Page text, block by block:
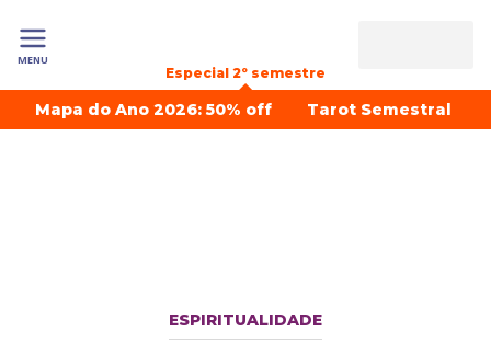
MENU
Especial 2º semestre
Mapa do Ano 2026: 50% off Tarot Semestral
ESPIRITUALIDADE